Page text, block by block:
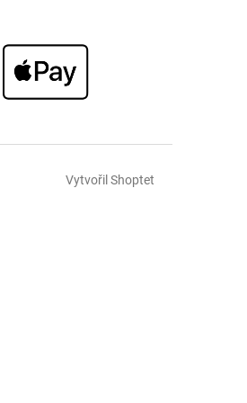
Vytvořil Shoptet